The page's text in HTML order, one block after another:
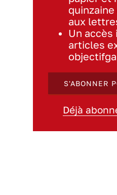
aux
Un
articles
S'ABONNER
Déjà